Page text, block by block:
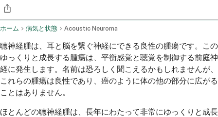
ホーム 病気と状態 Acoustic Neuroma
聴神経腫は、耳と脳を繋ぐ神経にできる良性の腫瘍です。この
ゆっくりと成長する腫瘍は、平衡感覚と聴覚を制御する前庭神
経に発生します。名前は恐ろしく聞こえるかもしれませんが、
これらの腫瘍は良性であり、癌のように体の他の部分に広がる
ことはありません。
ほとんどの聴神経腫は、長年にわたって非常にゆっくりと成長